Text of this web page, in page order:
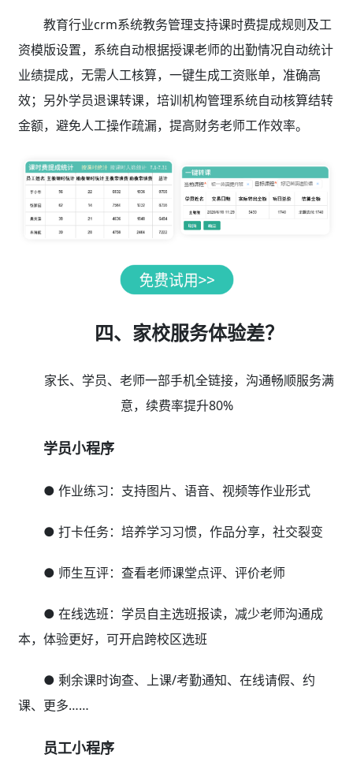
教育行业crm系统教务管理支持课时费提成规则及工
资模版设置，系统自动根据授课老师的出勤情况自动统计
业绩提成，无需人工核算，一键生成工资账单，准确高
效；另外学员退课转课，培训机构管理系统自动核算结转
金额，避免人工操作疏漏，提高财务老师工作效率。
四、家校服务体验差？
家长、学员、老师一部手机全链接，沟通畅顺服务满
意，续费率提升80%
学员小程序
● 作业练习：支持图片、语音、视频等作业形式
● 打卡任务：培养学习习惯，作品分享，社交裂变
● 师生互评：查看老师课堂点评、评价老师
● 在线选班：学员自主选班报读，减少老师沟通成
本，体验更好，可开启跨校区选班
● 剩余课时询查、上课/考勤通知、在线请假、约
课、更多……
员工小程序